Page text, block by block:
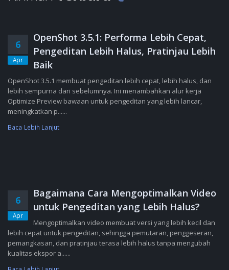
6
Apr
OpenShot 3.5.1: Performa Lebih Cepat,
Pengeditan Lebih Halus, Pratinjau Lebih
Baik
OpenShot 3.5.1 membuat pengeditan lebih cepat, lebih halus, dan
lebih sempurna dari sebelumnya. Ini menambahkan alur kerja
Optimize Preview bawaan untuk pengeditan yang lebih lancar,
meningkatkan p......
Baca Lebih Lanjut
6
Apr
Bagaimana Cara Mengoptimalkan Video
untuk Pengeditan yang Lebih Halus?
Mengoptimalkan video membuat versi yang lebih kecil dan
lebih cepat untuk pengeditan, sehingga pemutaran, penggeseran,
pemangkasan, dan pratinjau terasa lebih halus tanpa mengubah
kualitas ekspor a......